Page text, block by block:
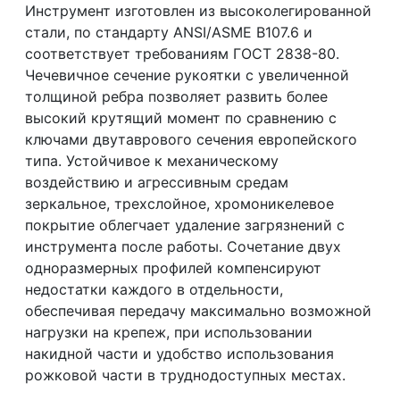
Инструмент изготовлен из высоколегированной
стали, по стандарту ANSI/ASME B107.6 и
соответствует требованиям ГОСТ 2838-80.
Чечевичное сечение рукоятки с увеличенной
толщиной ребра позволяет развить более
высокий крутящий момент по сравнению с
ключами двутаврового сечения европейского
типа. Устойчивое к механическому
воздействию и агрессивным средам
зеркальное, трехслойное, хромоникелевое
покрытие облегчает удаление загрязнений с
инструмента после работы. Сочетание двух
одноразмерных профилей компенсируют
недостатки каждого в отдельности,
обеспечивая передачу максимально возможной
нагрузки на крепеж, при использовании
накидной части и удобство использования
рожковой части в труднодоступных местах.